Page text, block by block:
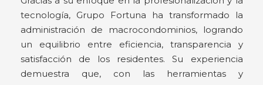
tecnología, Grupo Fortuna ha transformado la
administración de macrocondominios, logrando
un equilibrio entre eficiencia, transparencia y
satisfacción de los residentes. Su experiencia
demuestra que, con las herramientas y